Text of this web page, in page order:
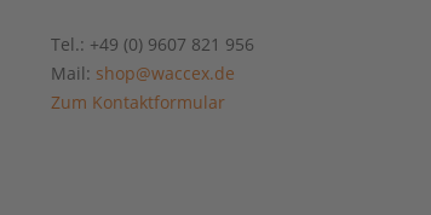
Tel.: +49 (0) 9607 821 956
Mail: shop@waccex.de
Zum Kontaktformular